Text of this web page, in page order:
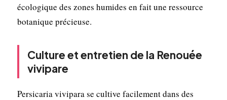
écologique des zones humides en fait une ressource
botanique précieuse.
Culture et entretien de la Renouée
vivipare
Persicaria vivipara se cultive facilement dans des